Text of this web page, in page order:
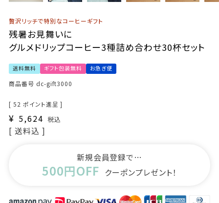
贅沢リッチで特別なコーヒーギフト
残暑お見舞いに
グルメドリップコーヒー3種詰め合わせ30杯セット
送料無料 ギフト包装無料 お急ぎ便
商品番号 dc-gift3000
[ 52 ポイント進呈 ]
¥ 5,624 税込
送料込
新規会員登録で…
500円OFF クーポンプレゼント！